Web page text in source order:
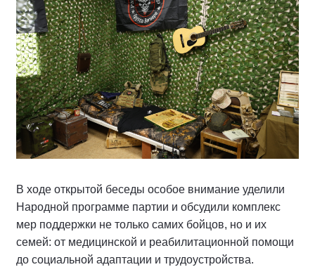
В ходе открытой беседы особое внимание уделили
Народной программе партии и обсудили комплекс
мер поддержки не только самих бойцов, но и их
семей: от медицинской и реабилитационной помощи
до социальной адаптации и трудоустройства.